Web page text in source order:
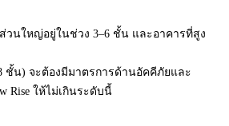
วนใหญ่อยู่ในช่วง 3–6 ชั้น และอาคารที่สูง
ชั้น) จะต้องมีมาตรการด้านอัคคีภัยและ
Rise ให้ไม่เกินระดับนี้